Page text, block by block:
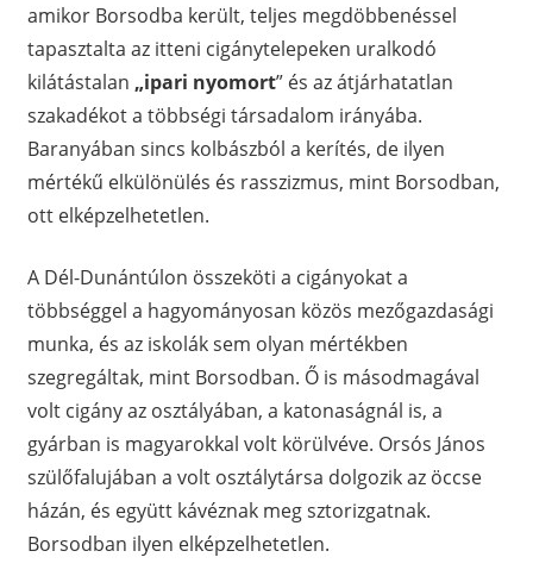
amikor Borsodba került, teljes megdöbbenéssel
tapasztalta az itteni cigánytelepeken uralkodó
kilátástalan „ipari nyomort” és az átjárhatatlan
szakadékot a többségi társadalom irányába.
Baranyában sincs kolbászból a kerítés, de ilyen
mértékű elkülönülés és rasszizmus, mint Borsodban,
ott elképzelhetetlen.
A Dél-Dunántúlon összeköti a cigányokat a
többséggel a hagyományosan közös mezőgazdasági
munka, és az iskolák sem olyan mértékben
szegregáltak, mint Borsodban. Ő is másodmagával
volt cigány az osztályában, a katonaságnál is, a
gyárban is magyarokkal volt körülvéve. Orsós János
szülőfalujában a volt osztálytársa dolgozik az öccse
házán, és együtt kávéznak meg sztorizgatnak.
Borsodban ilyen elképzelhetetlen.